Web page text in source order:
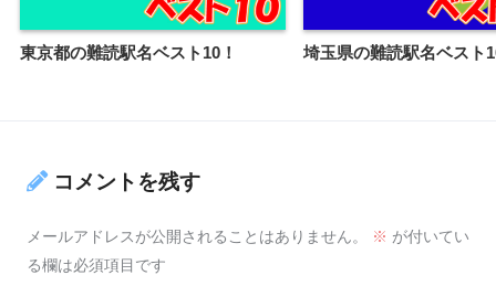
東京都の難読駅名ベスト10！ 埼玉県の難読駅名ベスト
コメントを残す
メールアドレスが公開されることはありません。 ※ が付いてい
る欄は必須項目です